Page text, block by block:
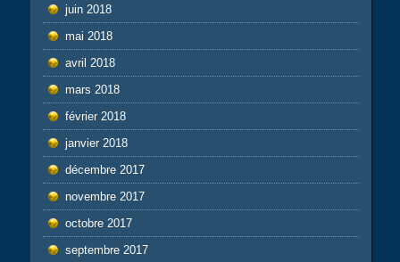
juin 2018
mai 2018
avril 2018
mars 2018
février 2018
janvier 2018
décembre 2017
novembre 2017
octobre 2017
septembre 2017